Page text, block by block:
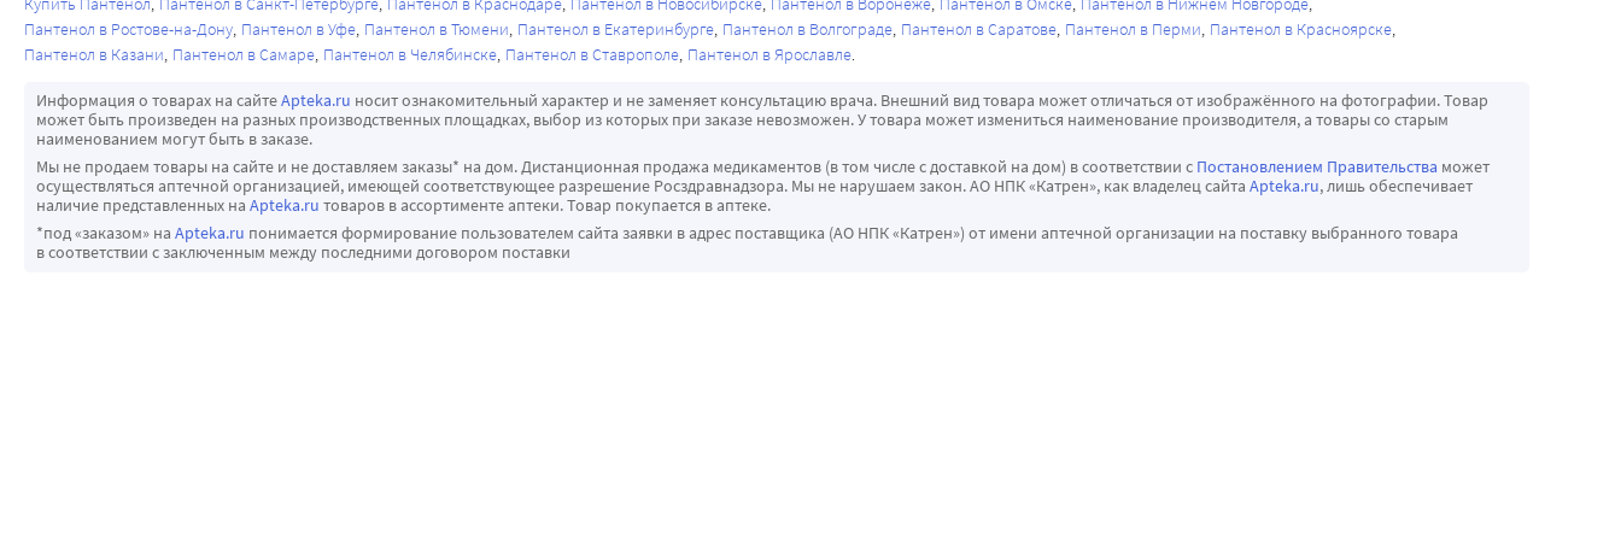
Пантенол в Ростове-на-Дону Пантенол в Уфе Пантенол в Тюмени Пантенол в Екатеринбурге Пантенол в Волгограде Пантенол в Саратове Пантенол в Перми Пантенол в Красноярске
Пантенол в Казани Пантенол в Самаре Пантенол в Челябинске Пантенол в Ставрополе Пантенол в Ярославле
Информация о товарах на сайтеApteka.ru носит ознакомительный характер и не заменяет консультацию врача. Внешний вид товара может отличаться от изображённого на фотографии. Товар
может быть произведен на разных производственных площадках, выбор из которых при заказе невозможен. У товара может измениться наименование производителя, а товары со старым
наименованием могут быть в заказе.
Мы не продаем товары на сайте и не доставляем заказы* на дом. Дистанционная продажа медикаментов (в том числе с доставкой на дом) в соответствии с Постановлением Правительства может
осуществляться аптечной организацией, имеющей соответствующее разрешение Росздравнадзора. Мы не нарушаем закон. АО НПК «Катрен», как владелец сайта Apteka.ru, лишь обеспечивает
наличие представленных на Apteka.ru товаров в ассортименте аптеки. Товар покупается в аптеке.
*под «заказом» на Apteka.ru понимается формирование пользователем сайта заявки в адрес поставщика (АО НПК «Катрен») от имени аптечной организации на поставку выбранного товара
в соответствии с заключенным между последними договором поставки